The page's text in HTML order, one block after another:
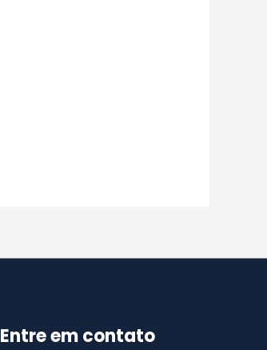
Entre em contato